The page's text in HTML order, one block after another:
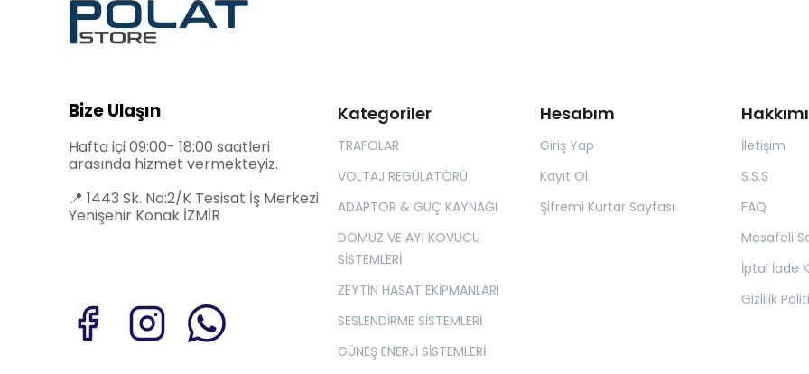
Kategoriler
TRAFOLAR
VOLTAJ REGÜLATÖRÜ
ADAPTÖR & GÜÇ KAYNAĞI
DOMUZ VE AYI KOVUCU
SİSTEMLERİ
ZEYTİN HASAT EKİPMANLARI
SESLENDİRME SİSTEMLERİ
GÜNEŞ ENERJİ SİSTEMLERİ
Hesabım
Giriş Yap
Kayıt Ol
Şifremi Kurtar Sayfası
İletişim
S.S.S
FAQ
Mesafeli
İptal İade
Gizlilik
Bize Ulaşın
Hafta içi 09:00- 18:00 saatleri
arasında hizmet vermekteyiz.
📍 1443 Sk. No:2/K Tesisat İş Merkezi
Yenişehir Konak İZMİR